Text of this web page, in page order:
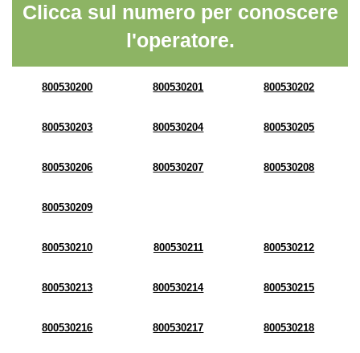
Clicca sul numero per conoscere
l'operatore.
800530200 800530201 800530202
800530203 800530204 800530205
800530206 800530207 800530208
800530209
800530210 800530211 800530212
800530213 800530214 800530215
800530216 800530217 800530218